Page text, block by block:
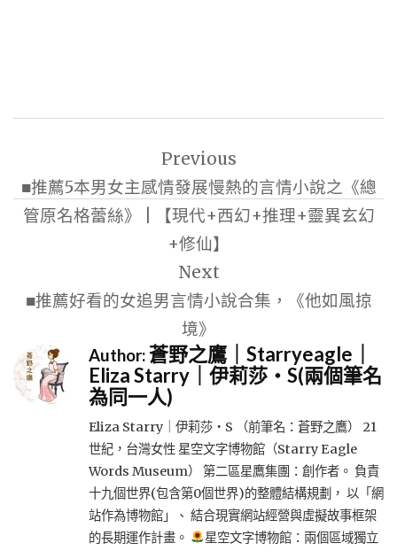
導
覽
Previous
■推薦5本男女主感情發展慢熱的言情小說之《總
管原名格蕾絲》 | 【現代+西幻+推理+靈異玄幻
+修仙】
Next
■推薦好看的女追男言情小說合集，《他如風掠
境》
Author:蒼野之鷹｜Starryeagle｜
Eliza Starry｜伊莉莎・S(兩個筆名
為同一人)
Eliza Starry｜伊莉莎・S （前筆名：蒼野之鷹） 21
世紀，台灣女性 星空文字博物館（Starry Eagle
Words Museum） 第二區星鷹集團：創作者。 負責
十九個世界(包含第0個世界)的整體結構規劃， 以「網
站作為博物館」、 結合現實網站經營與虛擬故事框架
的長期運作計畫。
星空文字博物館：兩個區域獨立